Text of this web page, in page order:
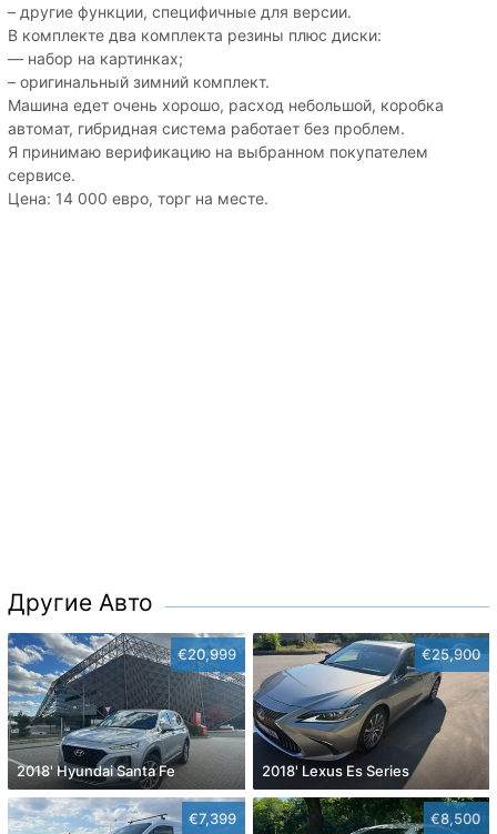
– другие функции, специфичные для версии.
В комплекте два комплекта резины плюс диски:
— набор на картинках;
– оригинальный зимний комплект.
Машина едет очень хорошо, расход небольшой, коробка
автомат, гибридная система работает без проблем.
Я принимаю верификацию на выбранном покупателем
сервисе.
Цена: 14 000 евро, торг на месте.
Другие Авто
€20,999
2018' Hyundai Santa Fe
€25,900
2018' Lexus Es Series
€7,399 €8,500